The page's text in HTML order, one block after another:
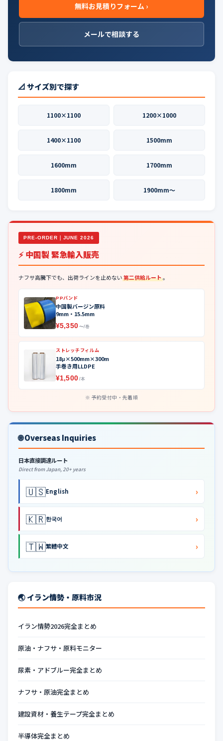
無料お見積りフォーム ›
メールで相談する
📐 サイズ別で探す
1100×1100 1200×1000
1400×1100 1500mm
1600mm 1700mm
1800mm 1900mm〜
PRE-ORDER｜JUNE 2026
⚡ 中国製 緊急輸入販売
ナフサ高騰下でも、出荷ラインを止めない第二供給ルート。
PPバンド
中国製バージン原料
9mm・15.5mm
¥5,350 〜/巻
ストレッチフィルム
18μ×500mm×300m
手巻き用LLDPE
¥1,500 /本
予約受付中・先着順
🌐 Overseas Inquiries
日本直接調達ルート
Direct from Japan, 20+ years
🇺🇸English ›
🇰🇷한국어 ›
🇹🇼繁體中文 ›
🌏 イラン情勢・原料市況
イラン情勢2026完全まとめ
原油・ナフサ・原料モニター
尿素・アドブルー完全まとめ
ナフサ・原油完全まとめ
建設資材・養生テープ完全まとめ
半導体完全まとめ